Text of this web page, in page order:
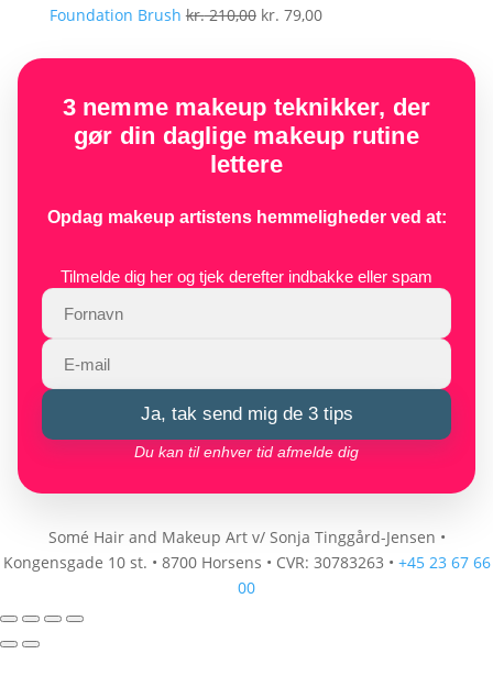
var:
er:
Foundation Brush kr.210,00 Den
pris
kr. 210,00.
kr. 79,00Den
pris
kr. 79,00.
3 nemme makeup teknikker, der
gør din daglige makeup rutine
lettere
Opdag makeup artistens hemmeligheder ved at:
Tilmelde dig her og tjek derefter indbakke eller spam
Ja, tak send mig de 3 tips
Du kan til enhver tid afmelde dig
Somé Hair and Makeup Art v/ Sonja Tinggård-Jensen •
Kongensgade 10 st. • 8700 Horsens • CVR: 30783263 • +45 23 67 66
00